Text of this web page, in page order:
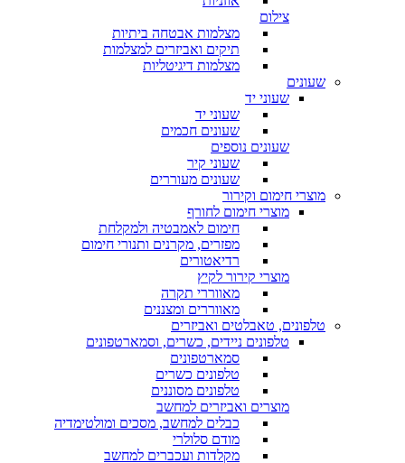
צילום
מצלמות אבטחה ביתיות
תיקים ואביזרים למצלמות
מצלמות דיגיטליות
שעונים
שעוני יד
שעוני יד
שעונים חכמים
שעונים נוספים
שעוני קיר
שעונים מעוררים
מוצרי חימום וקירור
מוצרי חימום לחורף
חימום לאמבטיה ולמקלחת
מפזרים, מקרנים ותנורי חימום
רדיאטורים
מוצרי קירור לקיץ
מאווררי תקרה
מאווררים ומצננים
טלפונים, טאבלטים ואביזרים
טלפונים ניידים, כשרים, וסמארטפונים
סמארטפונים
טלפונים כשרים
טלפונים מסוננים
מוצרים ואביזרים למחשב
כבלים למחשב, מסכים ומולטימדיה
מודם סלולרי
מקלדות ועכברים למחשב